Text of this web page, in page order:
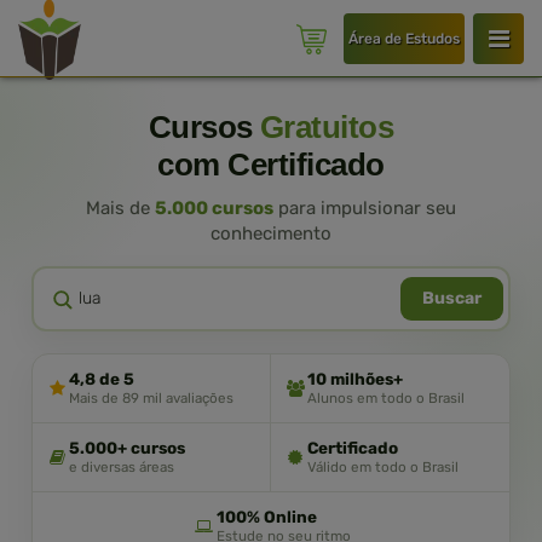
Área de Estudos
Cursos Gratuitos
com Certificado
Mais de 5.000 cursos para impulsionar seu
conhecimento
Buscar
4,8 de 5
Mais de 89 mil avaliações
10 milhões+
Alunos em todo o Brasil
5.000+ cursos
e diversas áreas
Certificado
Válido em todo o Brasil
100% Online
Estude no seu ritmo